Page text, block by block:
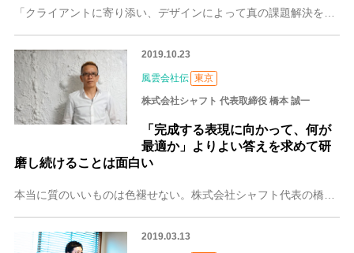
「クライアントに寄り添い、デザインによって真の課題解決をする」 25年間沖縄に根ざし、映像、グラフィック、Webサイト、SNSコンテンツまでをトータルで設計して
2019.10.23
風雲会社伝 東京
株式会社シャフト 代表取締役 橋本 誠一
「完成する表現に向かって、何が
最適か」よりよい答えを求めて研
磨し続けることは面白い
2019.03.13